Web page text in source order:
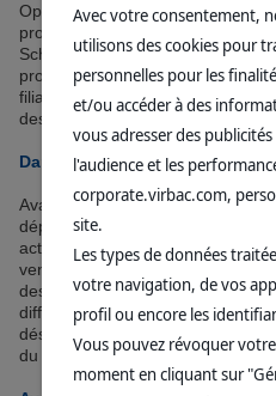
Optimization) pour les
programme les missions du
School, des informations produits
processus de mise sur le marché
filiales. Les participants non
des réunions satellites selon leur
Dans quel contexte s’inscrit
Avant la formalisation de ce
départements étaient
activité en session individuelle à
venus rencontrer leurs
des raisons d’efficacité et
différente : les rendez-vous
désormais planifiés juste avant
du programme newcomers
Avec votre consentement,
utilisons des cookies pour
personnelles pour les
et/ou accéder à des
vous adresser des
l'audience et les
corporate.virbac.com,
site.
Les types de données
votre navigation, de vos
profil ou encore les
Vous pouvez révoquer
moment en cliquant sur